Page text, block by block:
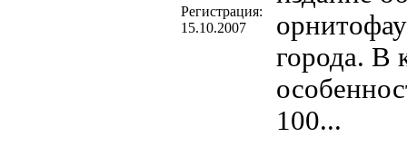
Регистрация:
15.10.2007
города. В
100...